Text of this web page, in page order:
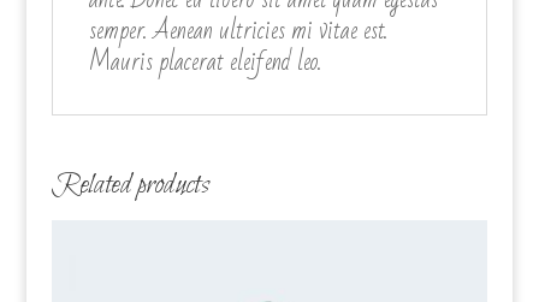
semper. Aenean ultricies mi vitae est.
Mauris placerat eleifend leo.
Related products